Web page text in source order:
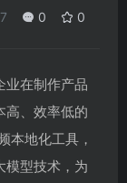
0 0
业在制作产品
高、效率低的
本地化工具，
模型技术，为